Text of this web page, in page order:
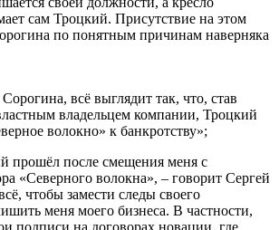
сам Троцкий. Присутствие на этом
по понятным причинам наверняка
всё выглядит так, что, став
владельцем компании, Троцкий
волокно» к банкротству»;
прошёл после смещения меня с
«Северного волокна», – говорит Сергей
чтобы замести следы своего
меня моего бизнеса. В частности,
подписи на договорах новации, где